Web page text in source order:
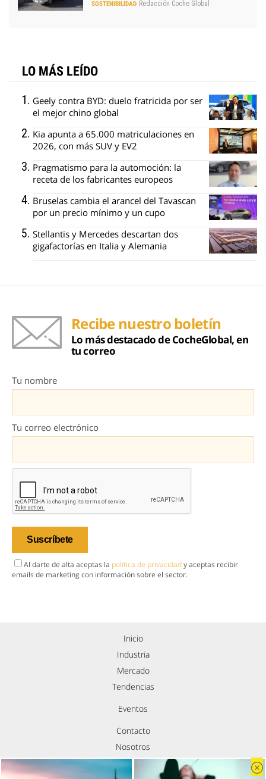
SOSTENIBILIDAD Redacción Coche Global
LO MÁS LEÍDO
Geely contra BYD: duelo fratricida por ser
el mejor chino global
Kia apunta a 65.000 matriculaciones en
2026, con más SUV y EV2
Pragmatismo para la automoción: la
receta de los fabricantes europeos
Bruselas cambia el arancel del Tavascan
por un precio mínimo y un cupo
Stellantis y Mercedes descartan dos
gigafactorías en Italia y Alemania
Recibe nuestro boletín
Lo más destacado de CocheGlobal, en
tu correo
Tu nombre
Tu correo electrónico
Al darte de alta aceptas la política de privacidady aceptas recibir
emails de marketing con información sobre el sector.
Inicio
Industria
Mercado
Tendencias
Eventos
Contacto
Nosotros
Política de privacidad